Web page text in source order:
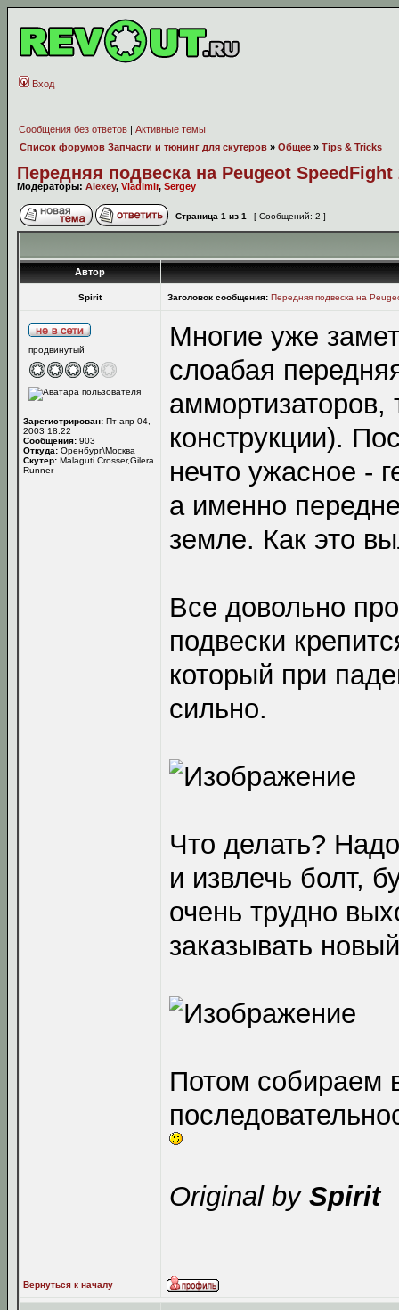
Вход
Сообщения без ответов | Активные темы
Список форумов Запчасти и тюнинг для скутеров » Общее » Tips & Tricks
Передняя подвеска на Peugeot
Модераторы: Alexey, Vladimir, Sergey
Страница 1 из 1 [ Сообщений: 2 ]
Автор
Spirit Заголовок сообщения: Передняя подвеска на
продвинутый
Зарегистрирован: Пт апр 04,
2003 18:22
Сообщения: 903
Откуда: Оренбург\Москва
Скутер: Malaguti Crosser,Gilera
Runner
Многие уже
слоабая
аммортизаторов,
конструкции).
нечто ужасное -
а именно
земле. Как это
Все довольно
подвески
который при
сильно.
Что делать?
и извлечь болт,
очень трудно
заказывать
Потом собираем
Original by Spirit
Вернуться к началу